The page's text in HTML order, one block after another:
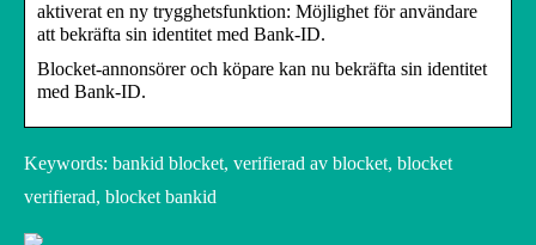
aktiverat en ny trygghetsfunktion: Möjlighet för användare
att bekräfta sin identitet med Bank-ID.
Blocket-annonsörer och köpare kan nu bekräfta sin identitet
med Bank-ID.
Keywords: bankid blocket, verifierad av blocket, blocket
verifierad, blocket bankid